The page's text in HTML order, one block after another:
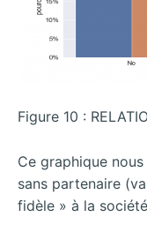
Figure 10 :
Ce graphique
sans partenaire
fidèle » à la